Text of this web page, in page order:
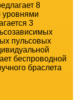
8
уровнями
3
пульсовых
беспроводной
браслета